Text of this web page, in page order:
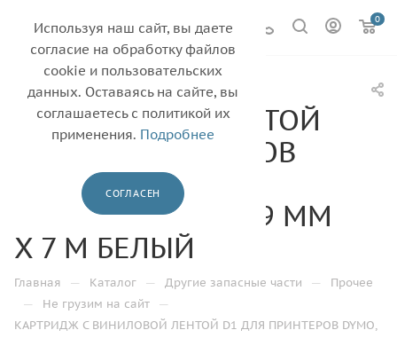
0
КАРТРИДЖ С
ВИНИЛОВОЙ ЛЕНТОЙ
D1 ДЛЯ ПРИНТЕРОВ
DYMO, ПЛАСТИК,
ЧЕРНЫЙ ШРИФТ, 9 ММ
Х 7 М БЕЛЫЙ
Главная — Каталог — Другие запасные части — Прочее
— Не грузим на сайт —
КАРТРИДЖ С ВИНИЛОВОЙ ЛЕНТОЙ D1 ДЛЯ ПРИНТЕРОВ DYMO,
Используя наш сайт, вы даете
согласие на обработку файлов
cookie и пользовательских
данных. Оставаясь на сайте, вы
соглашаетесь с политикой их
применения. Подробнее
СОГЛАСЕН